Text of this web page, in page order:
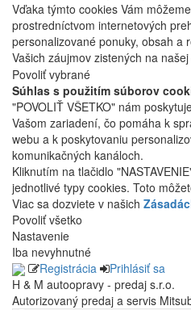
Vďaka týmto cookies Vám
prostredníctvom internetových
personalizované ponuky, obsah a
Vašich záujmov zistených na
Povoliť vybrané
Súhlas s použitím súborov
"POVOLIŤ VŠETKO" nám
Vašom zariadení, čo pomáha k
webu a k poskytovaniu
komunikačných kanáloch.
Kliknutím na tlačidlo
jednotlivé typy cookies. Toto
Viac sa dozviete v našich
Povoliť všetko
Nastavenie
Iba nevyhnutné
Registrácia
Prihlásiť sa
H & M autoopravy - predaj s.r.o.
Autorizovaný predaj a servis